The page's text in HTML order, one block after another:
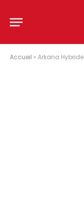
Accueil » Arkana Hybride